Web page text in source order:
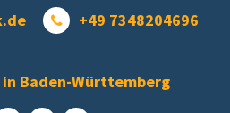
+49 7348204696
Baden-Württemberg